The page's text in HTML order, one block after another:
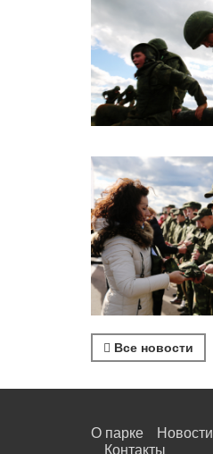
Все новости
О парке Новости
Контакты